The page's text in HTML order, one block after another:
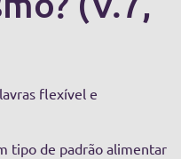
flexível e
tipo de padrão alimentar